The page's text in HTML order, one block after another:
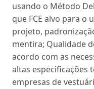
usando o Método
que FCE alvo para o
projeto,
mentira; Qualidade
acordo com as
altas especificações
empresas de